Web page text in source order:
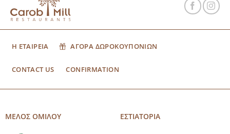
Η ΕΤΑΙΡΕΙΑ ΑΓΟΡΑ ΔΩΡΟΚΟΥΠΟΝΙΩΝ
CONTACT US CONFIRMATION
ΜΕΛΟΣ ΟΜΙΛΟΥ ΕΣΤΙΑΤΟΡΙΑ